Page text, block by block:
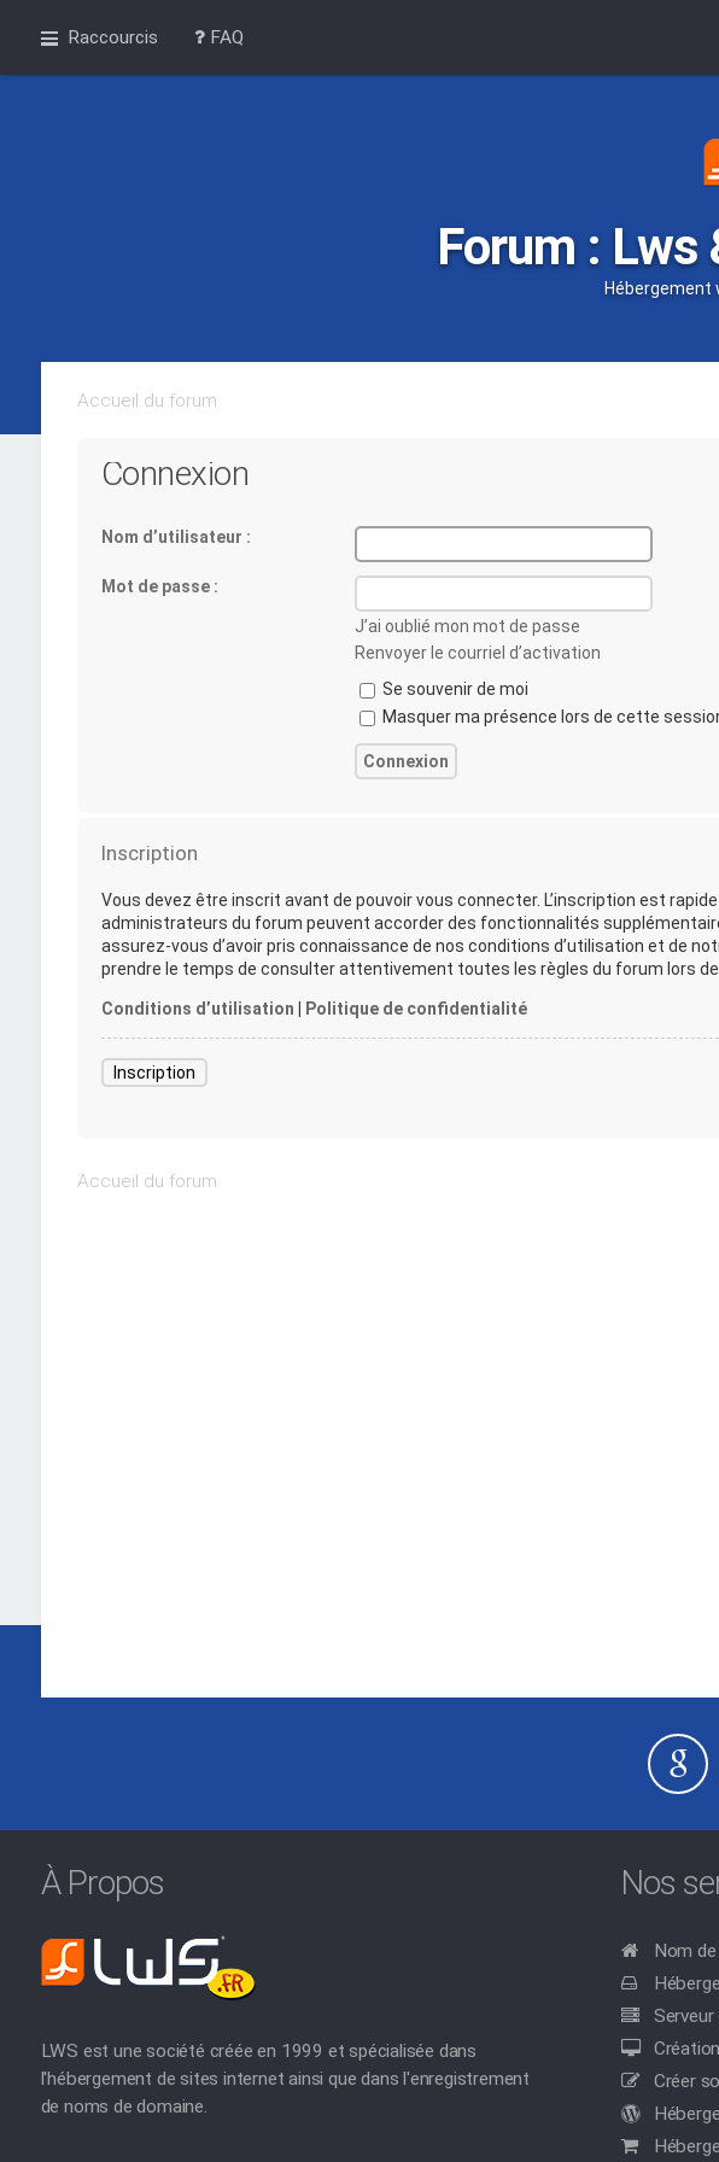
Raccourcis FAQ
Forum :
Hébergement
Accueil du forum
Connexion
Nom d’utilisateur :
Mot de passe :
J’ai oublié mon mot de passe
Renvoyer le courriel d’activation
Se souvenir de moi
Masquer ma présence lors de cette
Inscription
Vous devez être inscrit avant de pouvoir vous connecter. L’inscription est
administrateurs du forum peuvent accorder des fonctionnalités
assurez-vous d’avoir pris connaissance de nos conditions d’utilisation et de
prendre le temps de consulter attentivement toutes les règles du forum lors de
Conditions d’utilisation Politique de confidentialité
Inscription
Accueil du forum
À Propos
LWS est une société créée en 1999 et spécialisée dans
l'hébergement de sites internet ainsi que dans l'enregistrement
de noms de domaine.
Nos
Nom
Serveur
Créer